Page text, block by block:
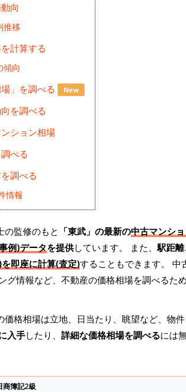
向
推移
計算する
傾向
」を調べる New
を調べる
ション相場
べる
調べる
情報
の監修のもと 「東武」の最新の中古マンシ
例)データを提供しています。 また、駅距
即座に計算(査定)することもできます。 中
グ情報など、不動産の価格相場を調べるた
価格相場は立地、日当たり、眺望など、物
入手したり、 詳細な価格相場を調べるには
商簿記2級